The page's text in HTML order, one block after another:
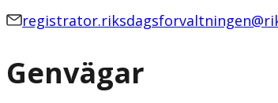
Genvägar